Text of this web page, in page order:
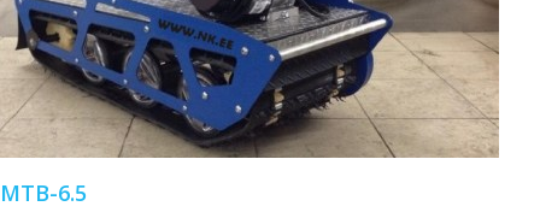
MTB-6.5